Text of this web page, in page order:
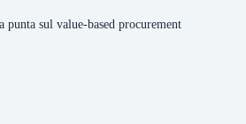
sul value-based procurement